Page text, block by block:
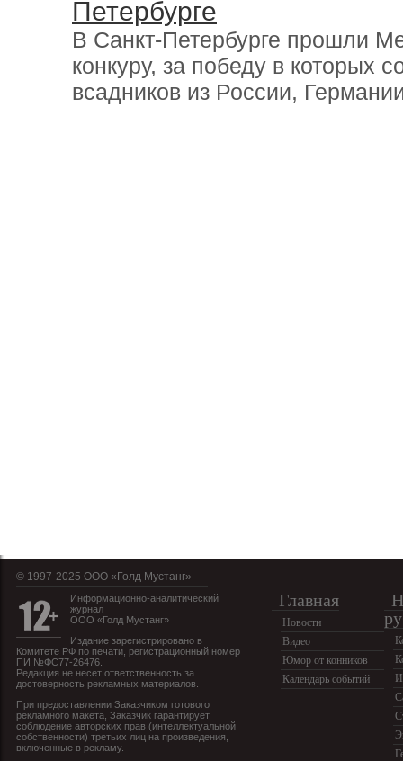
Петербурге
В Санкт-Петербурге прошли
конкуру, за победу в которых
всадников из России,
© 1997-2025 OOO «Голд Мустанг»
Информационно-аналитический
журнал
ООО «Голд Мустанг»
Издание зарегистрировано в
Комитете РФ по печати, регистрационный номер
ПИ №ФС77-26476.
Редакция не несет ответственность за
достоверность рекламных материалов.
При предоставлении Заказчиком готового
рекламного макета, Заказчик гарантирует
соблюдение авторских прав (интеллектуальной
собственности) третьих лиц на произведения,
включенные в рекламу.
Главная
Новости
Видео
Юмор от конников
Календарь событий